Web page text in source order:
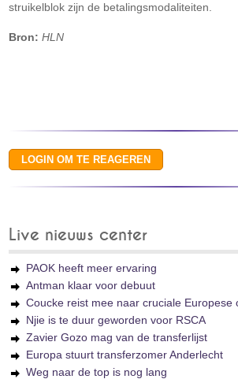
struikelblok zijn de betalingsmodaliteiten.
Bron: HLN
Live nieuws center
PAOK heeft meer ervaring
Antman klaar voor debuut
Coucke reist mee naar cruciale Europese
Njie is te duur geworden voor RSCA
Zavier Gozo mag van de transferlijst
Europa stuurt transferzomer Anderlecht
Weg naar de top is nog lang